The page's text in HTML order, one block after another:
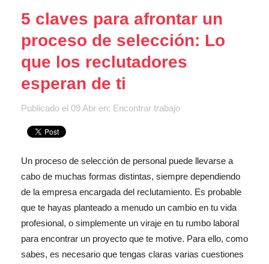
5 claves para afrontar un
proceso de selección: Lo
que los reclutadores
esperan de ti
Publicado el 09 Abr en: Encontrar trabajo
Un proceso de selección de personal puede llevarse a
cabo de muchas formas distintas, siempre dependiendo
de la empresa encargada del reclutamiento. Es probable
que te hayas planteado a menudo un cambio en tu vida
profesional, o simplemente un viraje en tu rumbo laboral
para encontrar un proyecto que te motive. Para ello, como
sabes, es necesario que tengas claras varias cuestiones